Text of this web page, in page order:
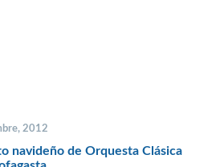
2012
navideño de Orquesta Clásica